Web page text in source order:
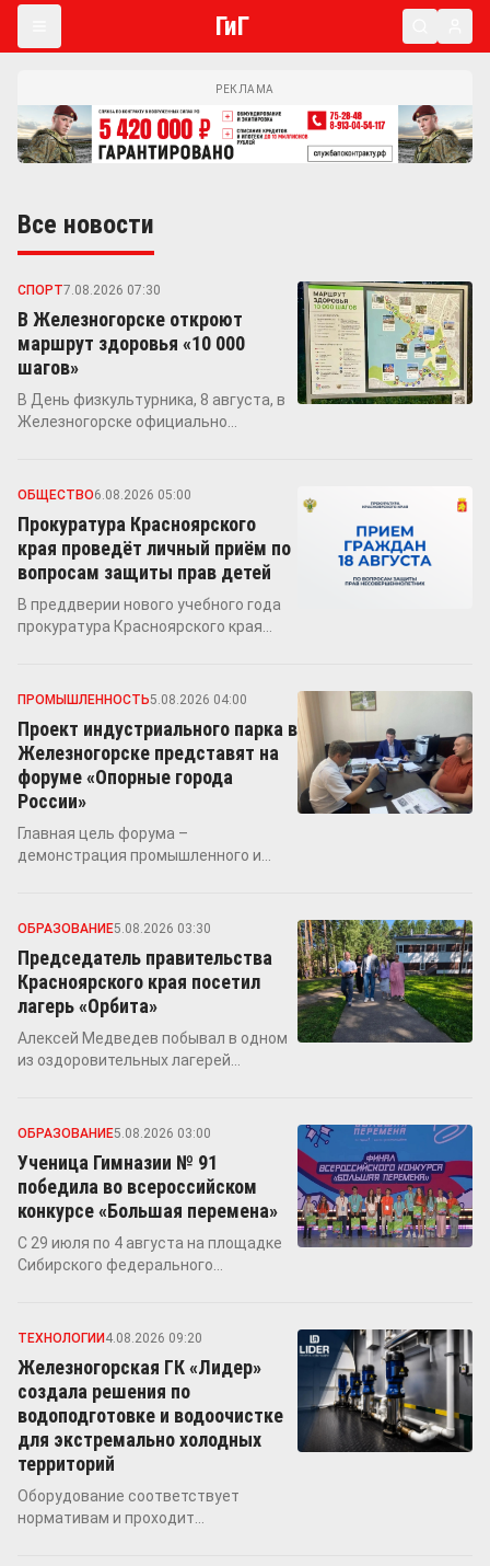
ГиГ
РЕКЛАМА
Все новости
СПОРТ7.08.2026 07:30
В Железногорске откроют
маршрут здоровья «10 000
шагов»
В День физкультурника, 8 августа, в
Железногорске официально
в 10 000 шагов
ОБЩЕСТВО6.08.2026 05:00
Прокуратура Красноярского
края проведёт личный приём по
вопросам защиты прав детей
В преддверии нового учебного года
прокуратура Красноярского края
несовершеннолетних
ПРОМЫШЛЕННОСТЬ5.08.2026 04:00
Проект индустриального парка в
Железногорске представят на
форуме «Опорные города
России»
Главная цель форума –
демонстрация промышленного и
ОБРАЗОВАНИЕ5.08.2026 03:30
Председатель правительства
Красноярского края посетил
лагерь «Орбита»
Алексей Медведев побывал в одном
из оздоровительных лагерей
ОБРАЗОВАНИЕ5.08.2026 03:00
Ученица Гимназии № 91
победила во всероссийском
конкурсе «Большая перемена»
С 29 июля по 4 августа на площадке
Сибирского федерального
регионов России, по итогам конкурса
ТЕХНОЛОГИИ 4.08.2026 09:20
Железногорская ГК «Лидер»
создала решения по
водоподготовке и водоочистке
для экстремально холодных
территорий
Оборудование соответствует
нормативам и проходит